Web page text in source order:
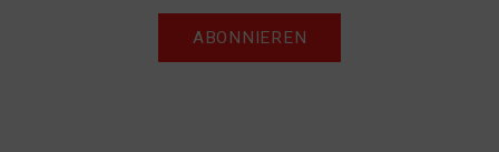
ABONNIEREN